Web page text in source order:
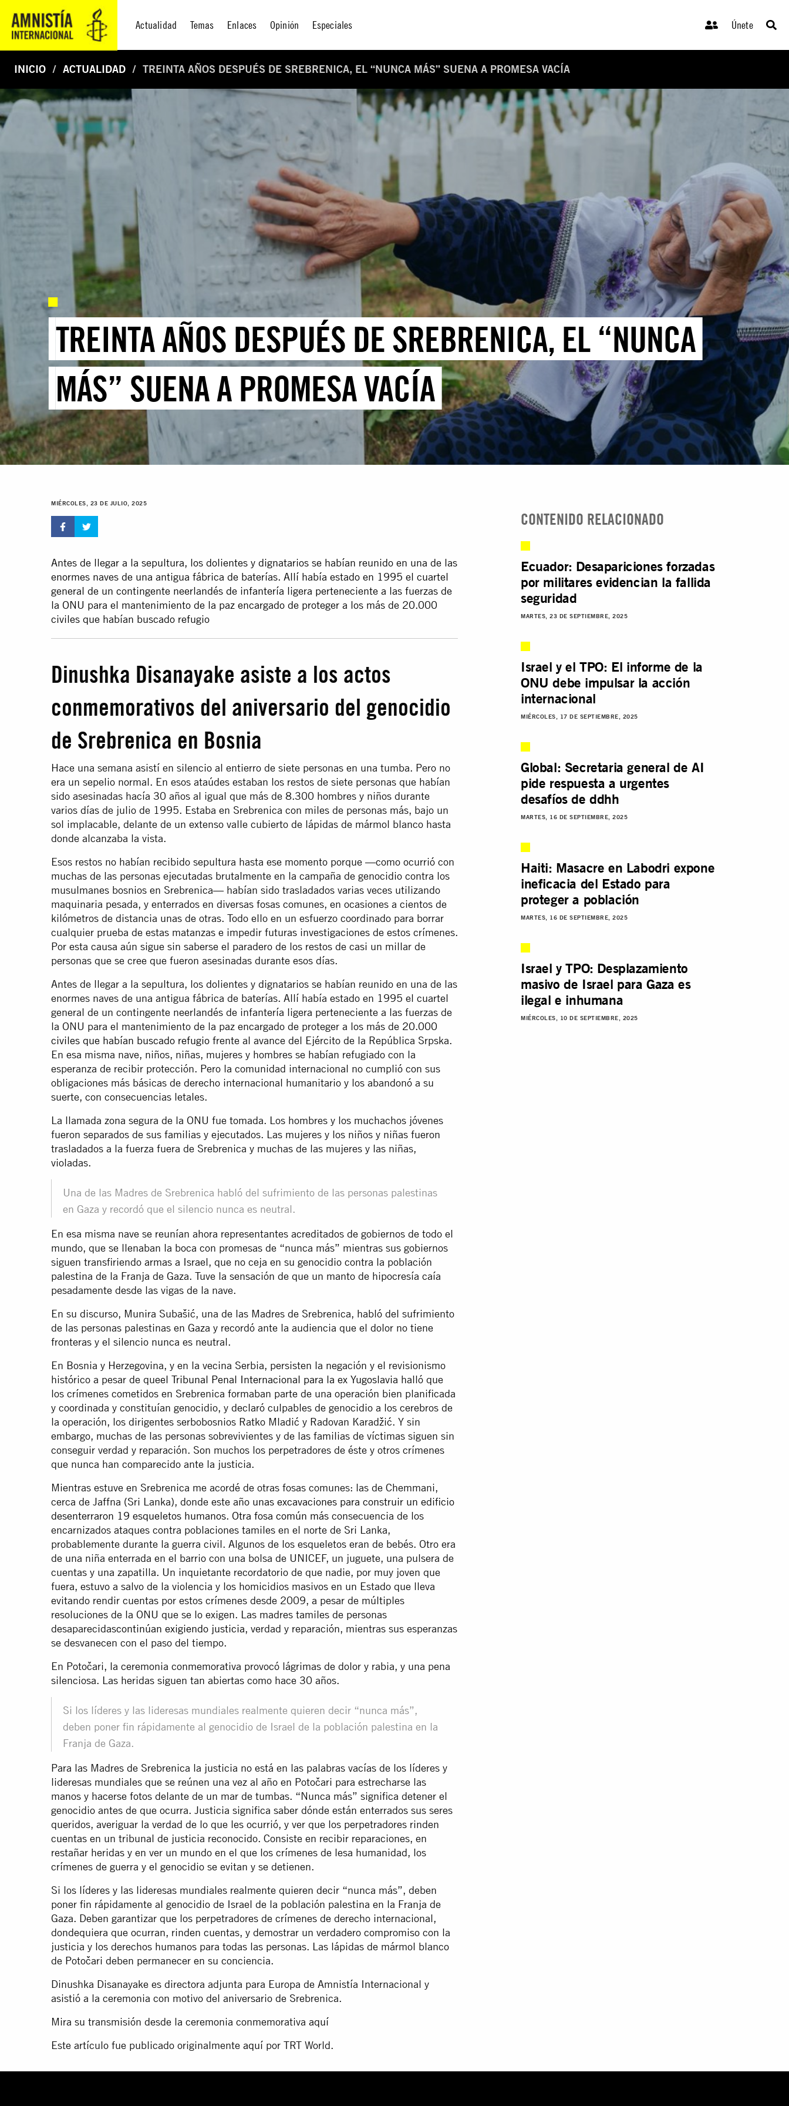
Actualidad Temas Enlaces Opinión Especiales Únete
INICIO ACTUALIDAD TREINTA AÑOS DESPUÉS DE SREBRENICA, EL “NUNCA MÁS” SUENA A PROMESA VACÍA
TREINTA AÑOS DESPUÉS DE SREBRENICA, EL “NUNCA
MÁS” SUENA A PROMESA VACÍA
MIÉRCOLES, 23 DE JULIO, 2025
Antes de llegar a la sepultura, los dolientes y dignatarios se habían reunido en una de las
enormes naves de una antigua fábrica de baterías. Allí había estado en 1995 el cuartel
general de un contingente neerlandés de infantería ligera perteneciente a las fuerzas de
la ONU para el mantenimiento de la paz encargado de proteger a los más de 20.000
civiles que habían buscado refugio
Dinushka Disanayake asiste a los actos
conmemorativos del aniversario del genocidio
de Srebrenica en Bosnia
Hace una semana asistí en silencio al entierro de siete personas en una tumba. Pero no
era un sepelio normal. En esos ataúdes estaban los restos de siete personas que habían
sido asesinadas hacía 30 años al igual que más de 8.300 hombres y niños durante
varios días de julio de 1995. Estaba en Srebrenica con miles de personas más, bajo un
sol implacable, delante de un extenso valle cubierto de lápidas de mármol blanco hasta
donde alcanzaba la vista.
Esos restos no habían recibido sepultura hasta ese momento porque —como ocurrió con
muchas de las personas ejecutadas brutalmente en la campaña de genocidio contra los
musulmanes bosnios en Srebrenica— habían sido trasladados varias veces utilizando
maquinaria pesada, y enterrados en diversas fosas comunes, en ocasiones a cientos de
kilómetros de distancia unas de otras. Todo ello en un esfuerzo coordinado para borrar
cualquier prueba de estas matanzas e impedir futuras investigaciones de estos crímenes.
Por esta causa aún sigue sin saberse el paradero de los restos de casi un millar de
personas que se cree que fueron asesinadas durante esos días.
Antes de llegar a la sepultura, los dolientes y dignatarios se habían reunido en una de las
enormes naves de una antigua fábrica de baterías. Allí había estado en 1995 el cuartel
general de un contingente neerlandés de infantería ligera perteneciente a las fuerzas de
la ONU para el mantenimiento de la paz encargado de proteger a los más de 20.000
civiles que habían buscado refugio frente al avance del Ejército de la República Srpska.
En esa misma nave, niños, niñas, mujeres y hombres se habían refugiado con la
esperanza de recibir protección. Pero la comunidad internacional no cumplió con sus
obligaciones más básicas de derecho internacional humanitario y los abandonó a su
suerte, con consecuencias letales.
La llamada zona segura de la ONU fue tomada. Los hombres y los muchachos jóvenes
fueron separados de sus familias y ejecutados. Las mujeres y los niños y niñas fueron
trasladados a la fuerza fuera de Srebrenica y muchas de las mujeres y las niñas,
violadas.
Una de las Madres de Srebrenica habló del sufrimiento de las personas palestinas
en Gaza y recordó que el silencio nunca es neutral.
En esa misma nave se reunían ahora representantes acreditados de gobiernos de todo el
mundo, que se llenaban la boca con promesas de “nunca más” mientras sus gobiernos
siguen transfiriendo armas a Israel, que no ceja en su genocidio contra la población
palestina de la Franja de Gaza. Tuve la sensación de que un manto de hipocresía caía
pesadamente desde las vigas de la nave.
En su discurso, Munira Subašić, una de las Madres de Srebrenica, habló del sufrimiento
de las personas palestinas en Gaza y recordó ante la audiencia que el dolor no tiene
fronteras y el silencio nunca es neutral.
En Bosnia y Herzegovina, y en la vecina Serbia, persisten la negación y el revisionismo
histórico a pesar de queel Tribunal Penal Internacional para la ex Yugoslavia halló que
los crímenes cometidos en Srebrenica formaban parte de una operación bien planificada
y coordinada y constituían genocidio, y declaró culpables de genocidio a los cerebros de
la operación, los dirigentes serbobosnios Ratko Mladić y Radovan Karadžić. Y sin
embargo, muchas de las personas sobrevivientes y de las familias de víctimas siguen sin
conseguir verdad y reparación. Son muchos los perpetradores de éste y otros crímenes
que nunca han comparecido ante la justicia.
Mientras estuve en Srebrenica me acordé de otras fosas comunes: las de Chemmani,
cerca de Jaffna (Sri Lanka), donde este año unas excavaciones para construir un edificio
desenterraron 19 esqueletos humanos. Otra fosa común más consecuencia de los
encarnizados ataques contra poblaciones tamiles en el norte de Sri Lanka,
probablemente durante la guerra civil. Algunos de los esqueletos eran de bebés. Otro era
de una niña enterrada en el barrio con una bolsa de UNICEF, un juguete, una pulsera de
cuentas y una zapatilla. Un inquietante recordatorio de que nadie, por muy joven que
fuera, estuvo a salvo de la violencia y los homicidios masivos en un Estado que lleva
evitando rendir cuentas por estos crímenes desde 2009, a pesar de múltiples
resoluciones de la ONU que se lo exigen. Las madres tamiles de personas
desaparecidascontinúan exigiendo justicia, verdad y reparación, mientras sus esperanzas
se desvanecen con el paso del tiempo.
En Potočari, la ceremonia conmemorativa provocó lágrimas de dolor y rabia, y una pena
silenciosa. Las heridas siguen tan abiertas como hace 30 años.
Si los líderes y las lideresas mundiales realmente quieren decir “nunca más”,
deben poner fin rápidamente al genocidio de Israel de la población palestina en la
Franja de Gaza.
Para las Madres de Srebrenica la justicia no está en las palabras vacías de los líderes y
lideresas mundiales que se reúnen una vez al año en Potočari para estrecharse las
manos y hacerse fotos delante de un mar de tumbas. “Nunca más” significa detener el
genocidio antes de que ocurra. Justicia significa saber dónde están enterrados sus seres
queridos, averiguar la verdad de lo que les ocurrió, y ver que los perpetradores rinden
cuentas en un tribunal de justicia reconocido. Consiste en recibir reparaciones, en
restañar heridas y en ver un mundo en el que los crímenes de lesa humanidad, los
crímenes de guerra y el genocidio se evitan y se detienen.
Si los líderes y las lideresas mundiales realmente quieren decir “nunca más”, deben
poner fin rápidamente al genocidio de Israel de la población palestina en la Franja de
Gaza. Deben garantizar que los perpetradores de crímenes de derecho internacional,
dondequiera que ocurran, rinden cuentas, y demostrar un verdadero compromiso con la
justicia y los derechos humanos para todas las personas. Las lápidas de mármol blanco
de Potočari deben permanecer en su conciencia.
Dinushka Disanayake es directora adjunta para Europa de Amnistía Internacional y
asistió a la ceremonia con motivo del aniversario de Srebrenica.
Mira su transmisión desde la ceremonia conmemorativa aquí
Este artículo fue publicado originalmente aquí por TRT World.
CONTENIDO RELACIONADO
Ecuador: Desapariciones forzadas
por militares evidencian la fallida
seguridad
MARTES, 23 DE SEPTIEMBRE, 2025
Israel y el TPO: El informe de la
ONU debe impulsar la acción
internacional
MIÉRCOLES, 17 DE SEPTIEMBRE, 2025
Global: Secretaria general de AI
pide respuesta a urgentes
desafíos de ddhh
MARTES, 16 DE SEPTIEMBRE, 2025
Haiti: Masacre en Labodri expone
ineficacia del Estado para
proteger a población
MARTES, 16 DE SEPTIEMBRE, 2025
Israel y TPO: Desplazamiento
masivo de Israel para Gaza es
ilegal e inhumana
MIÉRCOLES, 10 DE SEPTIEMBRE, 2025